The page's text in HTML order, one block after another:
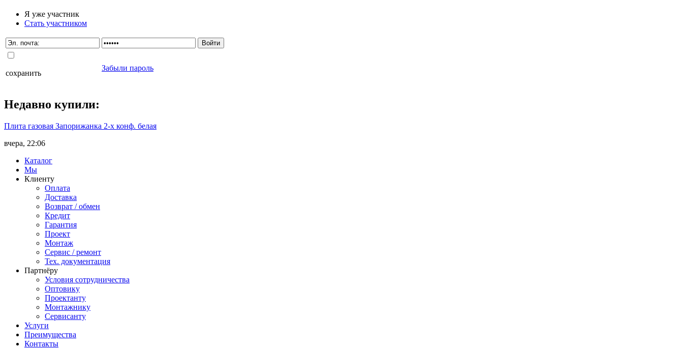
Я уже участник
Стать участником
сохранить
Забыли пароль
Недавно купили:
Плита газовая Запорижанка 2-х конф. белая
вчера, 22:06
Каталог
Мы
Клиенту
Оплата
Доставка
Возврат / обмен
Кредит
Гарантия
Проект
Монтаж
Сервис / ремонт
Тех. документация
Партнёру
Условия сотрудничества
Оптовику
Проектанту
Монтажнику
Сервисанту
Услуги
Преимущества
Контакты